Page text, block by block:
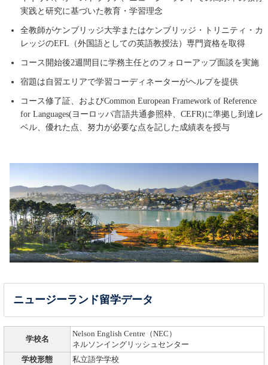
実践と研究に基づいた教育・学習理念
全教師がケンブリッジ大学またはケンブリッジ・トリニティ・カ
レッジのEFL（外国語としての英語教授法）専門資格を取得
コース開始後2週間目に学務主任とのフォローアップ面談を実施
宿題は自習エリアで学習コーディネーターがヘルプを提供
コース修了証、およびCommon European Framework of Reference
for Languages(ヨーロッパ言語共通参照枠、CEFR)に準拠し到達レ
ベル、優れた点、努力が必要な点を記した成績表を授与
ニュージーランド留学データ
学校名
Nelson English Centre（NEC）
ネルソンイングリッシュセンター
学校形態
私立語学学校